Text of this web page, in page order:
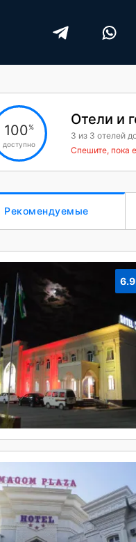
100%
доступно
Отели и
3 из 3 отелей
Спешите, пока
Рекомендуемые
6.9